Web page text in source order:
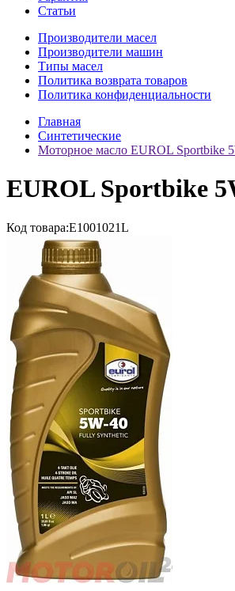
Статьи
Производители масел
Производители машин
Типы масел
Политика возврата товаров
Политика конфиденциальности
Главная
Синтетические
Моторное масло EUROL Sportbike
EUROL Sportbike
Код товара:E1001021L